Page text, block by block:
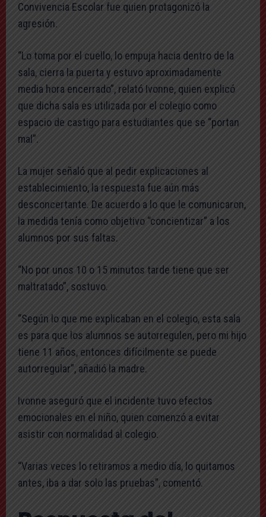
Convivencia Escolar fue quien protagonizó la
agresión.
“Lo toma por el cuello, lo empuja hacia dentro de la
sala, cierra la puerta y estuvo aproximadamente
media hora encerrado”, relató Ivonne, quien explicó
que dicha sala es utilizada por el colegio como
espacio de castigo para estudiantes que se “portan
mal”.
La mujer señaló que al pedir explicaciones al
establecimiento, la respuesta fue aún más
desconcertante. De acuerdo a lo que le comunicaron,
la medida tenía como objetivo “concientizar” a los
alumnos por sus faltas.
“No por unos 10 o 15 minutos tarde tiene que ser
maltratado”, sostuvo.
“Según lo que me explicaban en el colegio, esta sala
es para que los alumnos se autorregulen, pero mi hijo
tiene 11 años, entonces difícilmente se puede
autorregular”, añadió la madre.
Ivonne aseguró que el incidente tuvo efectos
emocionales en el niño, quien comenzó a evitar
asistir con normalidad al colegio.
“Varias veces lo retiramos a medio día, lo quitamos
antes, iba a dar solo las pruebas”, comentó.